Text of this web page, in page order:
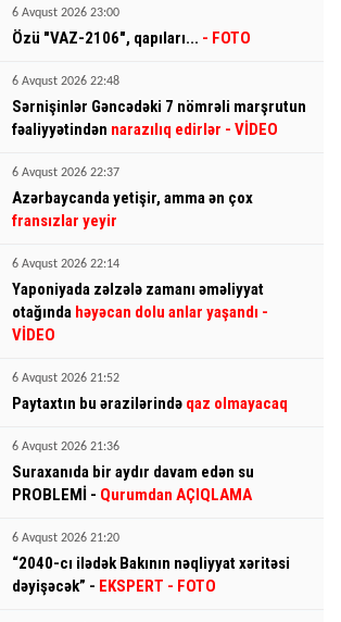
6 Avqust 2026 23:00
Özü "VAZ-2106", qapıları... - FOTO
6 Avqust 2026 22:48
Sərnişinlər Gəncədəki 7 nömrəli marşrutun
fəaliyyətindən narazılıq edirlər - VİDEO
6 Avqust 2026 22:37
Azərbaycanda yetişir, amma ən çox
fransızlar yeyir
6 Avqust 2026 22:14
Yaponiyada zəlzələ zamanı əməliyyat
otağında həyəcan dolu anlar yaşandı -
VİDEO
6 Avqust 2026 21:52
Paytaxtın bu ərazilərində qaz olmayacaq
6 Avqust 2026 21:36
Suraxanıda bir aydır davam edən su
PROBLEMİ - Qurumdan AÇIQLAMA
6 Avqust 2026 21:20
“2040-cı ilədək Bakının nəqliyyat xəritəsi
dəyişəcək” - EKSPERT - FOTO